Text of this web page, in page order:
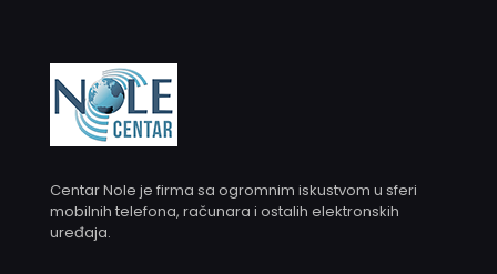
Centar Nole je firma sa ogromnim iskustvom u sferi
mobilnih telefona, računara i ostalih elektronskih
uređaja.